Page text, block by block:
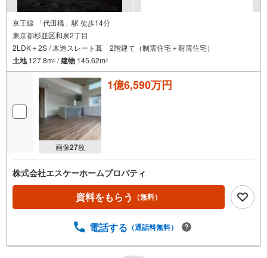
京王線 「代田橋」駅 徒歩14分
東京都杉並区和泉2丁目
2LDK＋2S / 木造スレート葺 2階建て（制震住宅＋耐震住宅）
土地127.8m2 /建物 145.62m2
画像27枚
1億6,590万円
株式会社エスケーホームプロパティ
資料をもらう （無料）
電話する （通話料無料）